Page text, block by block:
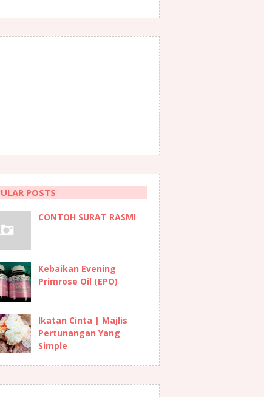
POSTS
CONTOH SURAT RASMI
Kebaikan Evening
Primrose Oil (EPO)
Ikatan Cinta | Majlis
Pertunangan Yang
Simple